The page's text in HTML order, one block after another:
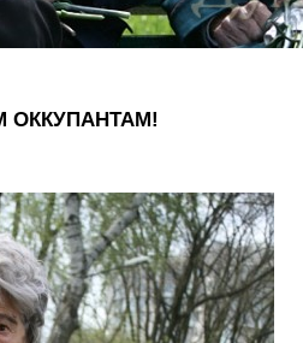
ОККУПАНТАМ!